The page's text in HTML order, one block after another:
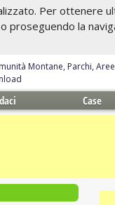
Per ottenere
la
Montane, Parchi,
Case